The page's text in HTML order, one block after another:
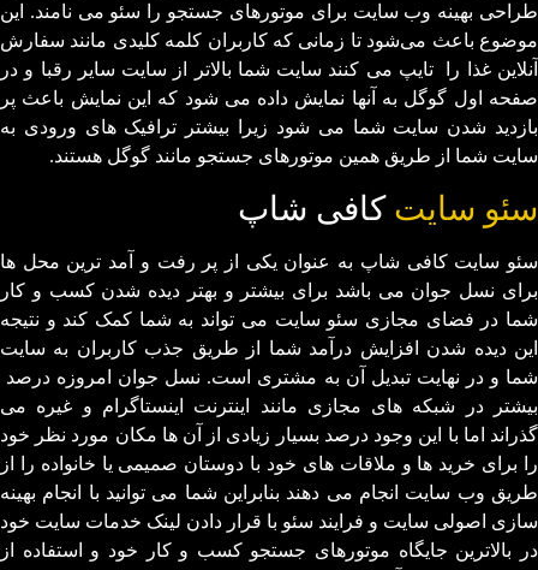
طراحی بهینه وب سایت برای موتورهای جستجو را سئو می نامند. این
موضوع باعث می‌شود تا زمانی که کاربران کلمه کلیدی مانند سفارش
آنلاین غذا را تایپ می کنند سایت شما بالاتر از سایت سایر رقبا و در
صفحه اول گوگل به آنها نمایش داده می شود که این نمایش باعث پر
بازدید شدن سایت شما می شود زیرا بیشتر ترافیک های ورودی به
سایت شما از طریق همین موتورهای جستجو مانند گوگل هستند.
سئو سایت کافی شاپ
سئو سایت کافی شاپ به عنوان یکی از پر رفت و آمد ترین محل ها
برای نسل جوان می باشد برای بیشتر و بهتر دیده شدن کسب و کار
شما در فضای مجازی سئو سایت می تواند به شما کمک کند و نتیجه
این دیده شدن افزایش درآمد شما از طریق جذب کاربران به سایت
شما و در نهایت تبدیل آن به مشتری است. نسل جوان امروزه درصد
بیشتر در شبکه های مجازی مانند اینترنت اینستاگرام و غیره می
گذراند اما با این وجود درصد بسیار زیادی از آن ها مکان مورد نظر خود
را برای خرید ها و ملاقات های خود با دوستان صمیمی یا خانواده را از
طریق وب سایت انجام می دهند بنابراین شما می توانید با انجام بهینه
سازی اصولی سایت و فرایند سئو با قرار دادن لینک خدمات سایت خود
در بالاترین جایگاه موتورهای جستجو کسب و کار خود و استفاده از